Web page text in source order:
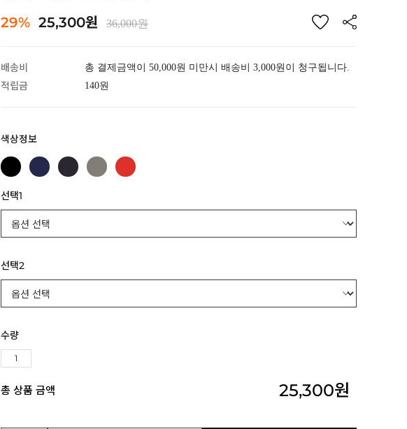
29% 25,300원 36,000원
배송비 총 결제금액이 50,000원 미만시 배송비 3,000원이 청구됩니다.
적립금 140원
색상정보
선택1
선택2
수량
총 상품 금액 25,300원